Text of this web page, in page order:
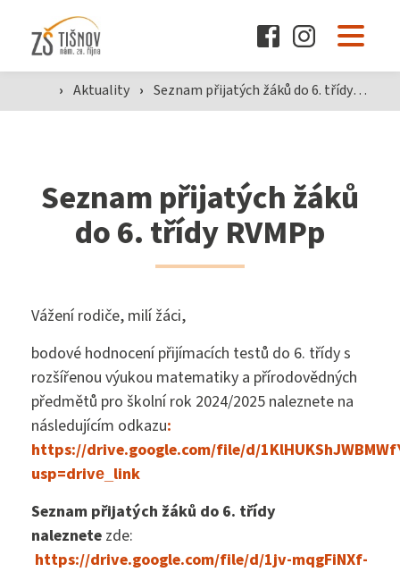
O škole
Pro žáky a rodiče
Dokumenty
Kontakty
Klub přátel školy
Facebook
› Aktuality › Seznam přijatých žáků do 6. třídy RVMPp
Seznam přijatých žáků
do 6. třídy RVMPp
Vážení rodiče, milí žáci,
bodové hodnocení přijímacích testů do 6. třídy s
rozšířenou výukou matematiky a přírodovědných
předmětů pro školní rok 2024/2025 naleznete na
následujícím odkazu:
https://drive.google.com/file/d/
usp=drive_link
Seznam přijatých žáků do 6. třídy
naleznete zde:
https://drive.google.com/file/d/1jv-mqgFiNXf-